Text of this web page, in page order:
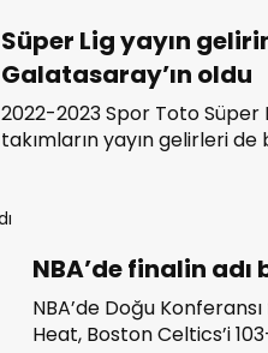
Süper Lig yayın
Galatasaray’ın oldu
2022-2023 Spor Toto Süper
takımların yayın gelirleri
ve uluslararası yayın
NBA’de finalin adı
NBA’de Doğu
Heat, Boston Celtics’i